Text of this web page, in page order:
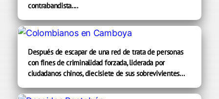
contrabandista....
Después de escapar de una red de trata de personas
con fines de criminalidad forzada, liderada por
ciudadanos chinos, diecisiete de sus sobrevivientes...